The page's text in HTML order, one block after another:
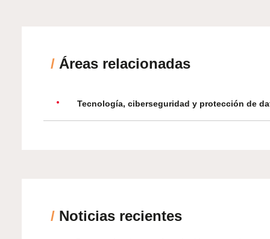
/ Áreas relacionadas
Tecnología, ciberseguridad y protección de
/ Noticias recientes